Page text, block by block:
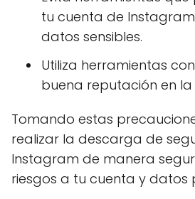
tu cuenta de
datos sensibles.
Utiliza herramientas
buena reputación en
Tomando estas
realizar la descarga de
Instagram de manera
riesgos a tu cuenta y datos